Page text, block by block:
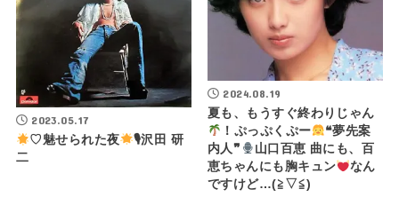
2023.05.17
♡魅せられた夜
🎙沢田 研
二
2024.08.19
夏も、もうすぐ終わりじゃん
！ぷっぷくぷー
❝夢先案
内人❞
山口百恵 曲にも、百
恵ちゃんにも胸キュン
なん
ですけど…(⁠≧⁠▽⁠≦⁠)